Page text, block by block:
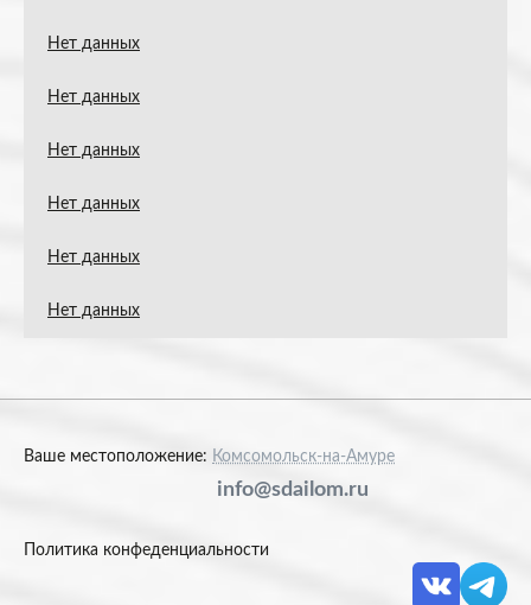
Нет данных
Нет данных
Нет данных
Нет данных
Нет данных
Нет данных
Ваше местоположение: Комсомольск-на-Амуре
info@sdailom.ru
Политика конфеденциальности